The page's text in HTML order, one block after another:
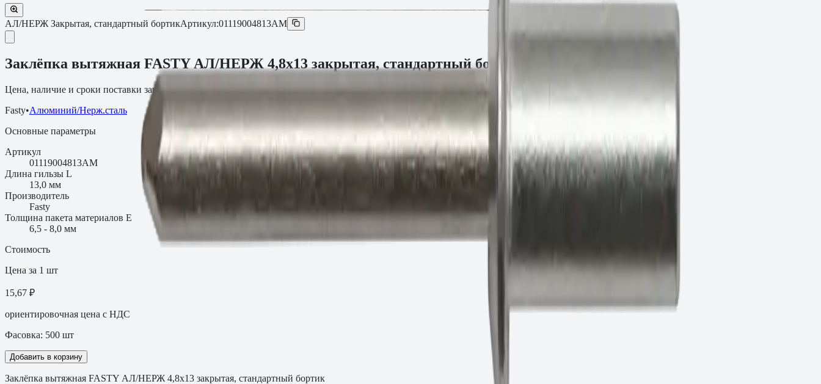
АЛ/НЕРЖ Закрытая, стандартный бортикАртикул:01119004813AM
Заклёпка вытяжная FASTY АЛ/НЕРЖ 4,8х13 закрытая, стандартный бортик
Цена, наличие и сроки поставки зависят от артикула, объёма и текущей партии.
Fasty•Алюминий/Нерж.сталь
Основные параметры
Артикул
01119004813AM
Длина гильзы L
13,0 мм
Производитель
Fasty
Толщина пакета материалов E
6,5 - 8,0 мм
Стоимость
Цена за 1 шт
15,67 ₽
ориентировочная цена с НДС
Фасовка: 500 шт
Добавить в корзину
Заклёпка вытяжная FASTY АЛ/НЕРЖ 4,8х13 закрытая, стандартный бортик